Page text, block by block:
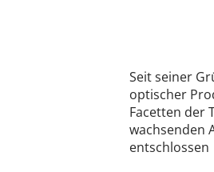
Seit seiner
optischer
Facetten der
wachsenden
entschlossen